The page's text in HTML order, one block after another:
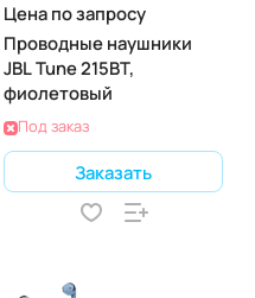
Цена по запросу
Проводные наушники
JBL Tune 215BT,
фиолетовый
Под заказ
Заказать